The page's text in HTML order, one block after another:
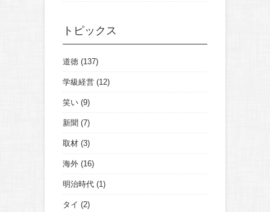
トピックス
道徳 (137)
学級経営 (12)
笑い (9)
新聞 (7)
取材 (3)
海外 (16)
明治時代 (1)
タイ (2)